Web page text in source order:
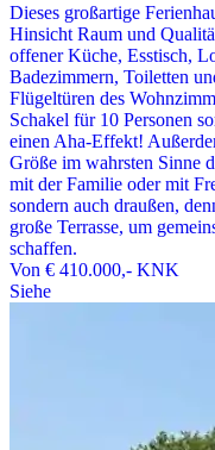
Dieses großartige
Hinsicht Raum und
offener Küche, Esstisch,
Badezimmern, Toiletten
Flügeltüren des
Schakel für 10 Personen
einen Aha-Effekt!
Größe im wahrsten Sinne
mit der Familie oder mit
sondern auch draußen,
große Terrasse, um
schaffen.
Von € 410.000,- KNK
Siehe